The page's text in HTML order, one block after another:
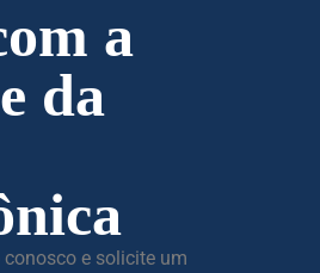
a
da
e solicite um